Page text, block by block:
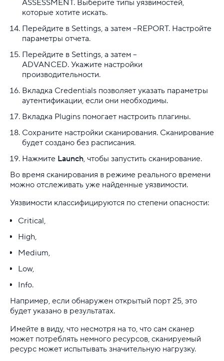
ASSESSMENT. Выберите типы уязвимостей,
которые хотите искать.
Перейдите в Settings, а затем –REPORT. Настройте
параметры отчета.
Перейдите в Settings, а затем –
ADVANCED. Укажите настройки
производительности.
Вкладка Credentials позволяет указать параметры
аутентификации, если они необходимы.
Вкладка Plugins помогает настроить плагины.
Сохраните настройки сканирования. Сканирование
будет создано без расписания.
Нажмите Launch, чтобы запустить сканирование.
Во время сканирования в режиме реального времени
можно отслеживать уже найденные уязвимости.
Уязвимости классифицируются по степени опасности:
Critical,
High,
Medium,
Low,
Info.
Например, если обнаружен открытый порт 25, это
будет указано в результатах.
Имейте в виду, что несмотря на то, что сам сканер
может потреблять немного ресурсов, сканируемый
ресурс может испытывать значительную нагрузку.